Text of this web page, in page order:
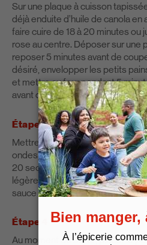
Sur une plaque à cuisson
déjà enduite d’huile de canola
faire cuire de 18 à 20 minutes ou
rose au centre. Déposer sur une
reposer 5 minutes avant de
désiré, envelopper les petits
et mettre au four pendant 5
avant de servir.
Étape 3
Mettre la tartinade aux fruits
ondes. Couvrir et faire cuire au
20 secondes à puissance élevée
légèrement fondue. L’incorporer
sauce et bien mélanger.
Étape 4
Au moment de servir, placer le